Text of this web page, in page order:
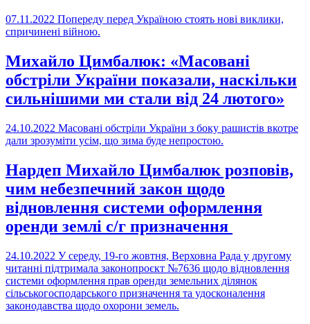
07.11.2022 Попереду перед Україною стоять нові виклики,
спричинені війною.
Михайло Цимбалюк: «Масовані
обстріли України показали, наскільки
сильнішими ми стали від 24 лютого»
24.10.2022 Масовані обстріли України з боку рашистів вкотре
дали зрозуміти усім, що зима буде непростою.
Нардеп Михайло Цимбалюк розповів,
чим небезпечний закон щодо
відновлення системи оформлення
оренди землі с/г призначення
24.10.2022 У середу, 19-го жовтня, Верховна Рада у другому
читанні підтримала законопроєкт №7636 щодо відновлення
системи оформлення прав оренди земельних ділянок
сільськогосподарського призначення та удосконалення
законодавства щодо охорони земель.